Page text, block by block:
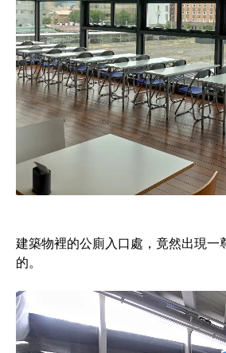
建築物裡的公廁入口處，竟然出現一
的。